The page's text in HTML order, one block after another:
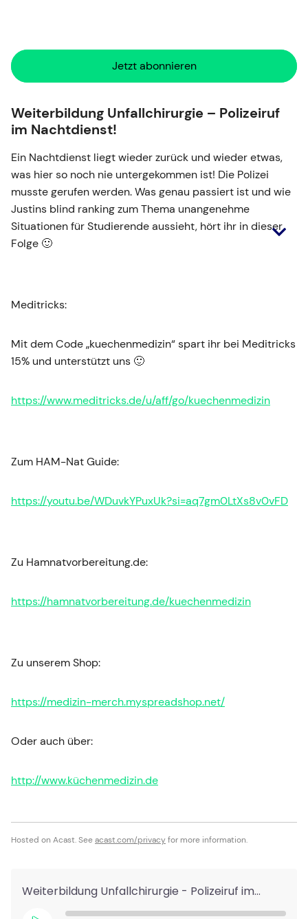
Jetzt abonnieren
Weiterbildung Unfallchirurgie – Polizeiruf
im Nachtdienst!
Ein Nachtdienst liegt wieder zurück und wieder etwas,
was hier so noch nie untergekommen ist! Die Polizei
musste gerufen werden. Was genau passiert ist und wie
Justins blind ranking zum Thema unangenehme
Situationen für Studierende aussieht, hört ihr in dieser
Folge 🙂
Meditricks:
Mit dem Code „kuechenmedizin“ spart ihr bei Meditricks
15% und unterstützt uns 🙂
https://www.meditricks.de/u/aff/go/kuechenmedizin
Zum HAM-Nat Guide:
https://youtu.be/WDuvkYPuxUk?si=aq7gm0LtXs8v0vFD
Zu Hamnatvorbereitung.de:
https://hamnatvorbereitung.de/kuechenmedizin
Zu unserem Shop:
https://medizin-merch.myspreadshop.net/
Oder auch über:
http://www.küchenmedizin.de
Hosted on Acast. Seeacast.com/privacyfor more information.
Weiterbildung Unfallchirurgie - Polizeiruf im Nachtdienst!